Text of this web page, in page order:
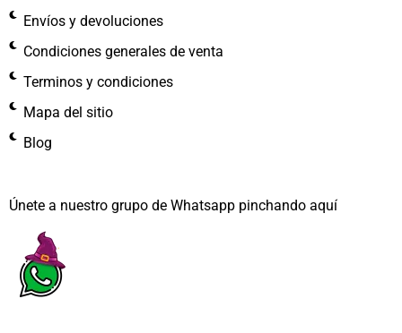
Envíos y devoluciones
Condiciones generales de venta
Terminos y condiciones
Mapa del sitio
Blog
Únete a nuestro grupo de Whatsapp pinchando aquí​